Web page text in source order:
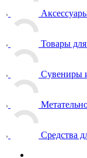
Товары
Сувениры
Средства